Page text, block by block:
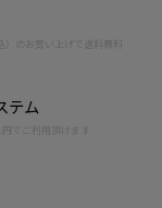
のお買い上げで送料無料
テム
でご利用頂けます